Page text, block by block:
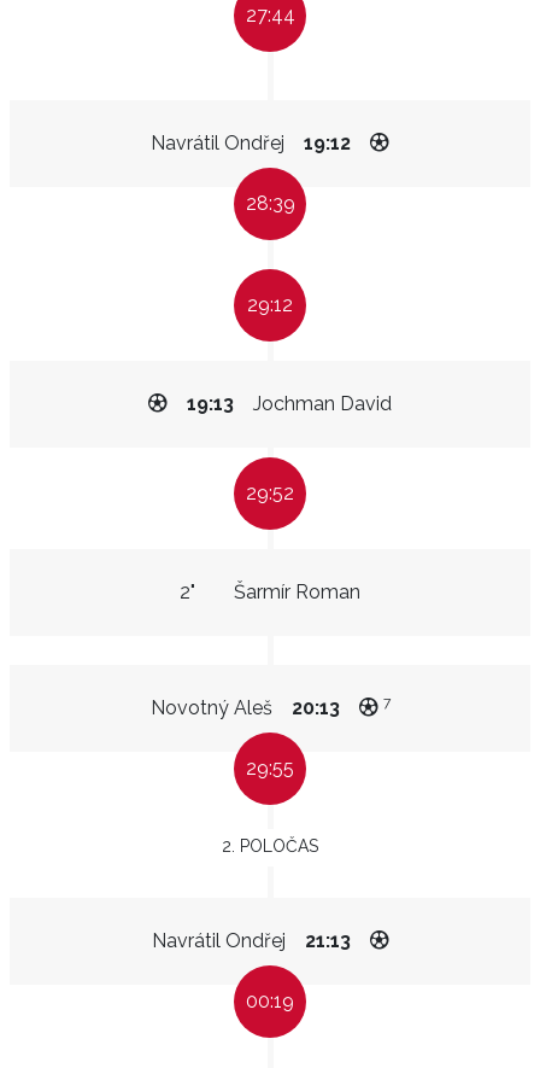
27:44
Navrátil Ondřej 19:12
28:39
29:12
Jochman David
19:13
29:52
Šarmír Roman
2"
Novotný Aleš 20:13 7
29:55
2. POLOČAS
Navrátil Ondřej 21:13
00:19